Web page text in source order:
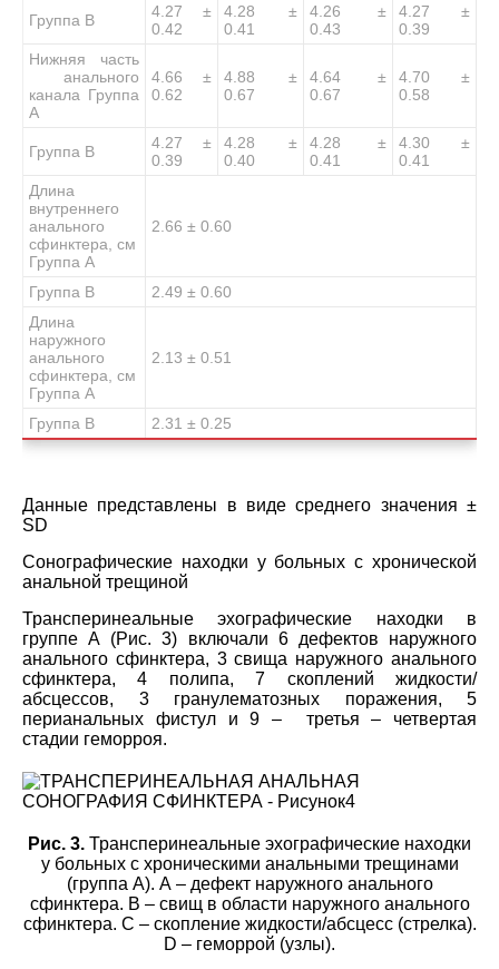
Группа B
4.27 ±
0.42
4.28 ±
0.41
4.26 ±
0.43
4.27 ±
0.39
Нижняя часть
анального
канала Группа
А
4.66 ±
0.62
4.88 ±
0.67
4.64 ±
0.67
4.70 ±
0.58
Группа B
4.27 ±
0.39
4.28 ±
0.40
4.28 ±
0.41
4.30 ±
0.41
Длина
внутреннего
анального
сфинктера, см
Группа А
2.66 ± 0.60
Группа B
2.49 ± 0.60
Длина
наружного
анального
сфинктера, см
Группа А
2.13 ± 0.51
Группа В 2.31 ± 0.25
Данные представлены в виде среднего значения ±
SD
Сонографические находки у больных с хронической
анальной трещиной
Трансперинеальные эхографические находки в
группе А (Рис. 3) включали 6 дефектов наружного
анального сфинктера, 3 свища наружного анального
сфинктера, 4 полипа, 7 скоплений жидкости/
абсцессов, 3 гранулематозных поражения, 5
перианальных фистул и 9 – третья – четвертая
стадии геморроя.
Рис. 3. Трансперинеальные эхографические находки
у больных с хроническими анальными трещинами
(группа А). А – дефект наружного анального
сфинктера. B – свищ в области наружного анального
сфинктера. C – скопление жидкости/абсцесс (стрелка).
D – геморрой (узлы).